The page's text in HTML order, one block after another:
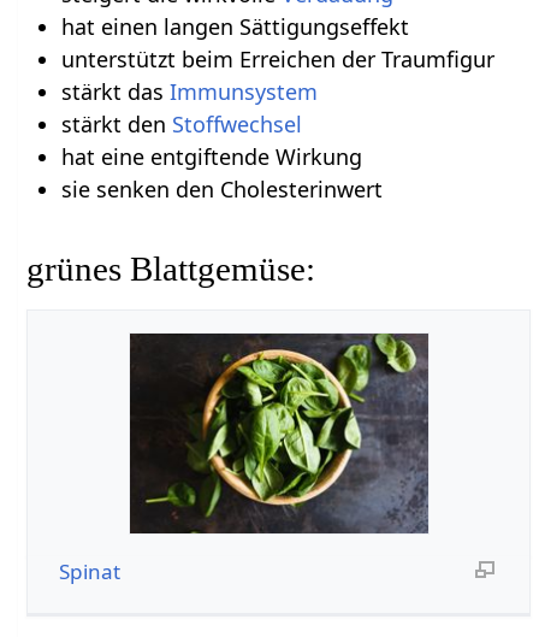
hat einen langen Sättigungseffekt
unterstützt beim Erreichen der Traumfigur
stärkt das Immunsystem
stärkt den Stoffwechsel
hat eine entgiftende Wirkung
sie senken den Cholesterinwert
grünes Blattgemüse:
Spinat